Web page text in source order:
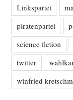
Linkspartei
piratenpartei
science fiction
twitter
winfried